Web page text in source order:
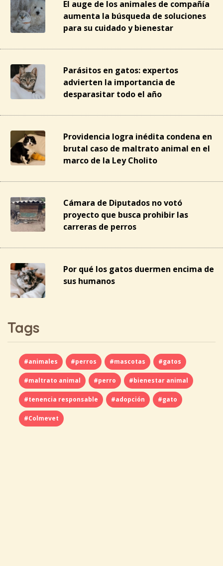
El auge de los animales de compañía
aumenta la búsqueda de soluciones
para su cuidado y bienestar
Parásitos en gatos: expertos
advierten la importancia de
desparasitar todo el año
Providencia logra inédita condena en
brutal caso de maltrato animal en el
marco de la Ley Cholito
Cámara de Diputados no votó
proyecto que busca prohibir las
carreras de perros
Por qué los gatos duermen encima de
sus humanos
Tags
#animales #perros #mascotas #gatos
#maltrato animal #perro #bienestar animal
#tenencia responsable #adopción #gato
#Colmevet